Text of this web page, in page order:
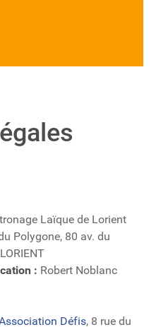
Laïque de Lorient
Polygone, 80 av. du
: Robert Noblanc
Défis, 8 rue du